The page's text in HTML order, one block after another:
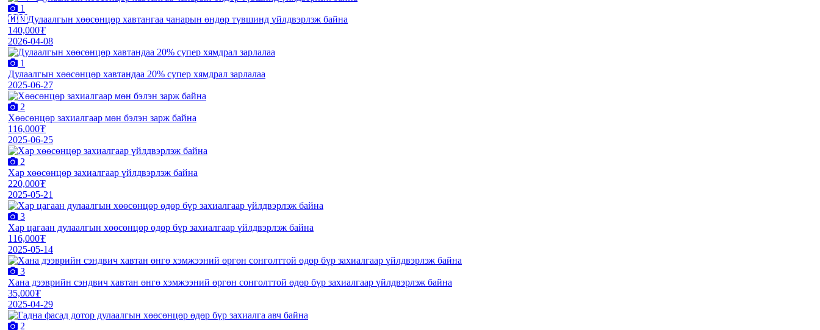
1
🇲🇳Дулаалгын хөөсөнцөр хавтангаа чанарын өндөр түвшинд үйлдвэрлэж байна
140,000₮
2026-04-08
1
Дулаалгын хөөсөнцөр хавтандаа 20% супер хямдрал зарлалаа
2025-06-27
2
Хөөсөнцөр захиалгаар мөн бэлэн зарж байна
116,000₮
2025-06-25
2
Хар хөөсөнцөр захиалгаар үйлдвэрлэж байна
220,000₮
2025-05-21
3
Хар цагаан дулаалгын хөөсөнцөр өдөр бүр захиалгаар үйлдвэрлэж байна
116,000₮
2025-05-14
3
Хана дээврийн сэндвич хавтан өнгө хэмжээний өргөн сонголттой өдөр бүр захиалгаар үйлдвэрлэж байна
35,000₮
2025-04-29
2